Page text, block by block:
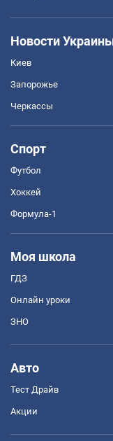
Новости
Киев
Запорожье
Черкассы
Спорт
Футбол
Хоккей
Формула-1
Моя школа
ГДЗ
Онлайн уроки
ЗНО
Авто
Тест Драйв
Акции